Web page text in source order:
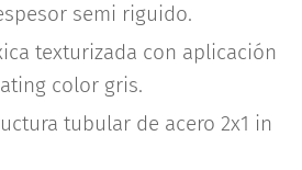
semi riguido.
texturizada con aplicación
color gris.
tubular de acero 2x1 in